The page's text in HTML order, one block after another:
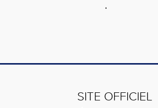
SITE OFFICIEL